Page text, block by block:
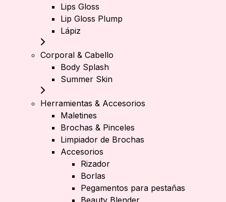
Lips Gloss
Lip Gloss Plump
Lápiz
Corporal & Cabello
Body Splash
Summer Skin
Herramientas & Accesorios
Maletines
Brochas & Pinceles
Limpiador de Brochas
Accesorios
Rizador
Borlas
Pegamentos para pestañas
Beauty Blender